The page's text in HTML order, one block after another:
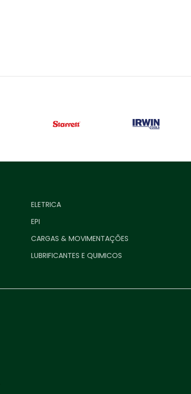
ELETRICA
EPI
CARGAS & MOVIMENTAÇÕES
LUBRIFICANTES E QUIMICOS